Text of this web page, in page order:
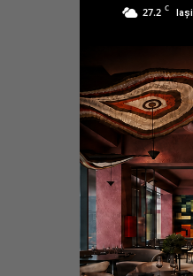
27.2 C Iași